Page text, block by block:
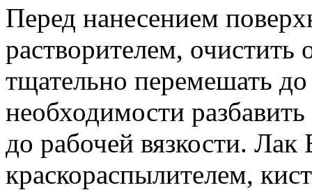
Перед нанесением
растворителем,
тщательно перемешать
необходимости
до рабочей вязкости.
краскораспылителем,